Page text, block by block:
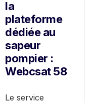
la
plateforme
dédiée au
sapeur
pompier :
Webcsat 58
Le service